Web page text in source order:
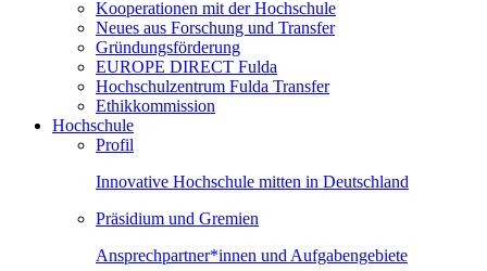
Kooperationen mit der Hochschule
Neues aus Forschung und Transfer
Gründungsförderung
EUROPE DIRECT Fulda
Hochschulzentrum Fulda Transfer
Ethikkommission
Hochschule
Profil
Innovative Hochschule mitten in Deutschland
Präsidium und Gremien
Ansprechpartner*innen und Aufgabengebiete